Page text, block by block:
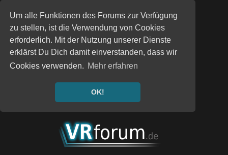
Um alle Funktionen des Forums zur Verfügung
zu stellen, ist die Verwendung von Cookies
erforderlich. Mit der Nutzung unserer Dienste
erklärst Du Dich damit einverstanden, dass wir
Cookies verwenden. Mehr erfahren
OK!